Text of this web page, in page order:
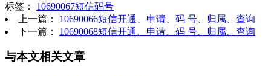
标签： 10690067短信码号
上一篇： 10690066短信开通、申请、码 号、归属、查询
下一篇： 10690068短信开通、申请、码 号、归属、查询
与本文相关文章